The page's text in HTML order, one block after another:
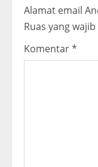
R
e
Alamat email
Ruas yang
Komentar*